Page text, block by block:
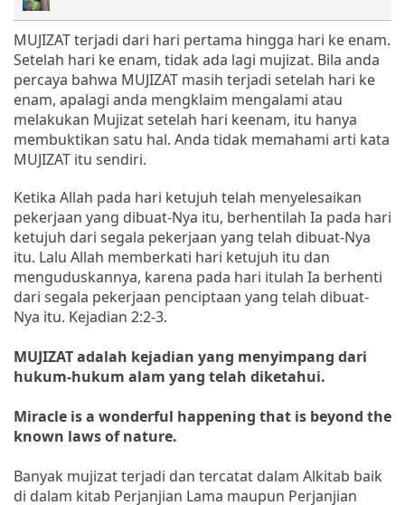
MUJIZAT terjadi dari hari pertama hingga hari ke enam.
Setelah hari ke enam, tidak ada lagi mujizat. Bila anda
percaya bahwa MUJIZAT masih terjadi setelah hari ke
enam, apalagi anda mengklaim mengalami atau
melakukan Mujizat setelah hari keenam, itu hanya
membuktikan satu hal. Anda tidak memahami arti kata
MUJIZAT itu sendiri.
Ketika Allah pada hari ketujuh telah menyelesaikan
pekerjaan yang dibuat-Nya itu, berhentilah Ia pada hari
ketujuh dari segala pekerjaan yang telah dibuat-Nya
itu. Lalu Allah memberkati hari ketujuh itu dan
menguduskannya, karena pada hari itulah Ia berhenti
dari segala pekerjaan penciptaan yang telah dibuat-
Nya itu. Kejadian 2:2-3.
MUJIZAT adalah kejadian yang menyimpang dari
hukum-hukum alam yang telah diketahui.
Miracle is a wonderful happening that is beyond the
known laws of nature.
Banyak mujizat terjadi dan tercatat dalam Alkitab baik
di dalam kitab Perjanjian Lama maupun Perjanjian